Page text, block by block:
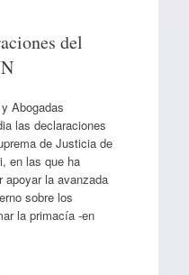
del
Abogadas
las declaraciones
de Justicia de
en las que ha
apoyar la avanzada
sobre los
la primacía -en